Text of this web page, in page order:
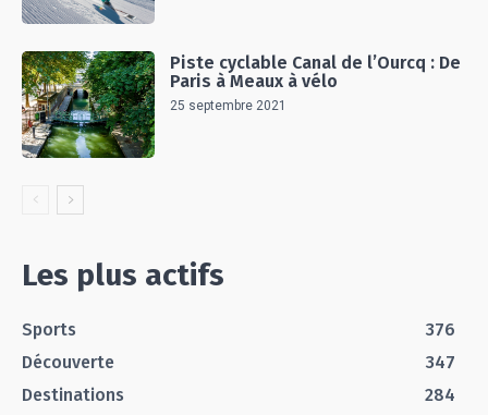
Piste cyclable Canal de l’Ourcq : De
Paris à Meaux à vélo
25 septembre 2021
Les plus actifs
Sports
376
Découverte
347
Destinations
284